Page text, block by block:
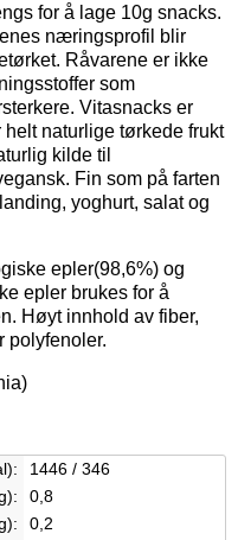
for å lage 10g snacks.
næringsprofil blir
Råvarene er ikke
som
Vitasnacks er
naturlige tørkede frukt
kilde til
Fin som på farten
yoghurt, salat og
epler(98,6%) og
epler brukes for å
Høyt innhold av fiber,
polyfenoler.
1446 / 346
0,8
0,2